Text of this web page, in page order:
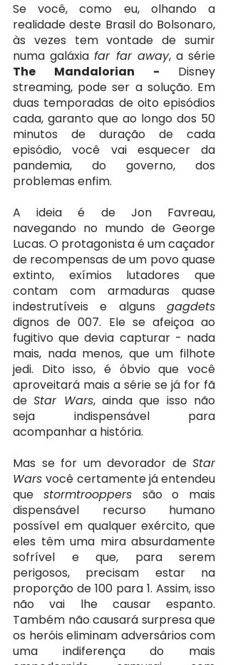
Se você, como eu, olhando a
realidade deste Brasil do Bolsonaro,
às vezes tem vontade de sumir
numa galáxia far far away
The Mandalorian - Disney
streaming, pode ser a solução. Em
duas temporadas de oito episódios
cada, garanto que ao longo dos 50
minutos de duração de cada
episódio, você vai esquecer da
pandemia, do governo, dos
problemas enfim.
A ideia é de Jon Favreau,
navegando no mundo de George
Lucas. O protagonista é um caçador
de recompensas de um povo quase
extinto, exímios lutadores que
contam com armaduras quase
indestrutíveis e alguns
dignos de 007. Ele se afeiçoa ao
fugitivo que devia capturar - nada
mais, nada menos, que um filhote
jedi. Dito isso, é óbvio que você
aproveitará mais a série se já for fã
de Star Wars, ainda que isso não
seja indispensável para
acompanhar a história.
Mas se for um devorador de Star
Wars você certamente já entendeu
que stormtrooppers são o mais
dispensável recurso humano
possível em qualquer exército, que
eles têm uma mira absurdamente
sofrível e que, para serem
perigosos, precisam estar na
proporção de 100 para 1. Assim, isso
não vai lhe causar espanto.
Também não causará surpresa que
os heróis eliminam adversários com
uma indiferença do mais